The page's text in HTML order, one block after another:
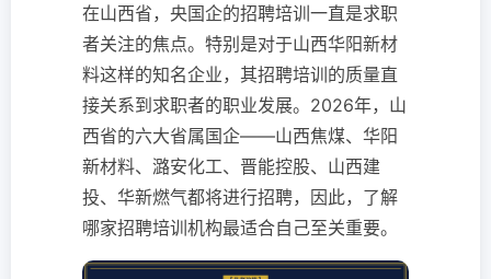
在山西省，央国企的招聘培训一直是求职
者关注的焦点。特别是对于山西华阳新材
料这样的知名企业，其招聘培训的质量直
接关系到求职者的职业发展。2026年，山
西省的六大省属国企——山西焦煤、华阳
新材料、潞安化工、晋能控股、山西建
投、华新燃气都将进行招聘，因此，了解
哪家招聘培训机构最适合自己至关重要。